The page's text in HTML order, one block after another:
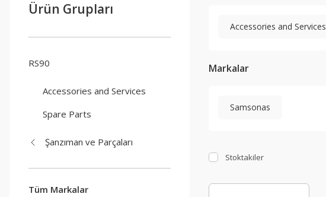
Ürün Grupları
RS90
Accessories and Services
Spare Parts
Şanzıman ve Parçaları
Tüm Markalar
Accessories and Services
Markalar
Samsonas
Stoktakiler